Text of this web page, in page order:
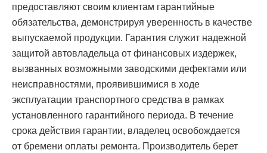
предоставляют своим клиентам гарантийные
обязательства, демонстрируя уверенность в качестве
выпускаемой продукции. Гарантия служит надежной
защитой автовладельца от финансовых издержек,
вызванных возможными заводскими дефектами или
неисправностями, проявившимися в ходе
эксплуатации транспортного средства в рамках
установленного гарантийного периода. В течение
срока действия гарантии, владелец освобождается
от бремени оплаты ремонта. Производитель берет